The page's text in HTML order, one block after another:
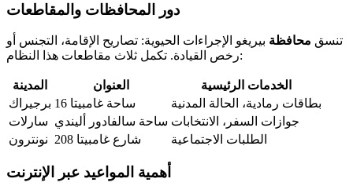
دور المحافظات والمقاطعات
تنسق محافظة بيريغو الإجراءات الحيوية: تصاريح الإقامة، التجنس أو
رخص القيادة. تكمل ثلاث مقاطعات هذا النظام:
المدينة العنوان
الخدمات الرئيسية
برجيراك
16 ساحة غامبيتا
بطاقات رمادية، الحالة المدنية
سارلات ساحة سالفادور أليندي جوازات السفر، الانتخابات
نونترون
208 شارع غامبيتا الطلبات الاجتماعية
أهمية المواعيد عبر الإنترنت